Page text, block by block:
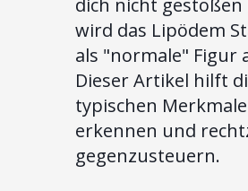
wird das Lipödem
als "normale" Figur
Dieser Artikel hilft
typischen
erkennen und
gegenzusteuern.